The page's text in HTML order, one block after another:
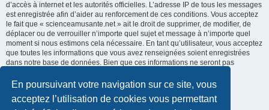
En poursuivant votre navigation sur ce site, vous
acceptez l’utilisation de cookies vous permettant
d’accès à internet et les autorités officielles. L’adresse IP de tous les messages
est enregistrée afin d’aider au renforcement de ces conditions. Vous acceptez
le fait que « scienceamusante.net » ait le droit de supprimer, de modifier, de
déplacer ou de verrouiller n’importe quel sujet et message à n’importe quel
moment si nous estimons cela nécessaire. En tant qu’utilisateur, vous acceptez
que toutes les informations que vous avez renseignées soient enregistrées
dans notre base de données. Bien que ces informations ne seront pas
« scienceamusante.net », ni phpBB, ne pourront être tenus comme
responsables en cas de tentative de piratage informatique visant à
compromettre vos données.